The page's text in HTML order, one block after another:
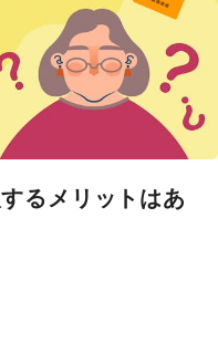
るメリットはあ